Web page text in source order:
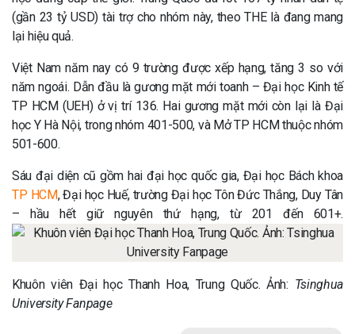
(gần 23 tỷ USD) tài trợ cho nhóm này, theo THE là đang mang
lại hiệu quả.
Việt Nam năm nay có 9 trường được xếp hạng, tăng 3 so với
năm ngoái. Dẫn đầu là gương mặt mới toanh – Đại học Kinh tế
TP HCM (UEH) ở vị trí 136. Hai gương mặt mới còn lại là Đại
học Y Hà Nội, trong nhóm 401-500, và Mở TP HCM thuộc nhóm
501-600.
Sáu đại diện cũ gồm hai đại học quốc gia, Đại học Bách khoa
TP HCM, Đại học Huế, trường Đại học Tôn Đức Thắng, Duy Tân
– hầu hết giữ nguyên thứ hạng, từ 201 đến 601+.
Khuôn viên Đại học Thanh Hoa, Trung Quốc. Ảnh: Tsinghua
University Fanpage